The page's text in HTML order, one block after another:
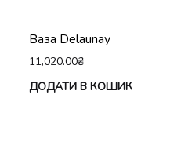
Ваза Delaunay
11,020.00₴
ДОДАТИ В КОШИК